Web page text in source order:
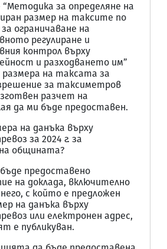
“Методика за определяне на
размер на таксите по
ограничаване на
регулиране и
контрол върху
и разходването им”
размера на таксата за
за таксиметров
разчет на
да ми бъде предоставен.
на данъка върху
за 2024 г. за
общината?
предоставено
на доклада, включително
с който е предложен
на данъка върху
или електронен адрес,
е публикуван.